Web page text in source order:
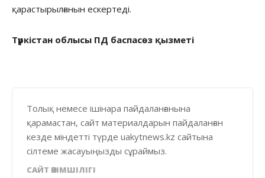
қарастырылғанын ескертеді.
Түркістан облысы ПД баспасөз қызметі
Толық немесе ішінара пайдаланғанына
қарамастан, сайт материалдарын пайдаланған
кезде міндетті түрде uakytnews.kz сайтына
сілтеме жасауыңызды сұраймыз.
САЙТ ӘКІМШІЛІГІ